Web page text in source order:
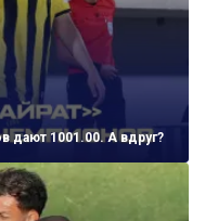
дают 1001.00. А вдруг?